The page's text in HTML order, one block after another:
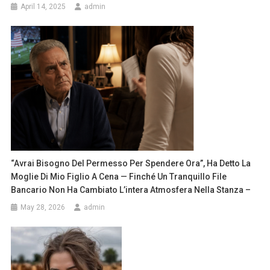
April 14, 2025 admin
“Avrai Bisogno Del Permesso Per Spendere Ora”, Ha Detto La
Moglie Di Mio Figlio A Cena — Finché Un Tranquillo File
Bancario Non Ha Cambiato L’intera Atmosfera Nella Stanza –
May 28, 2026 admin